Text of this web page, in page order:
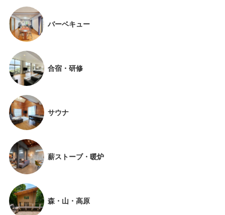
バーベキュー
合宿・研修
サウナ
薪ストーブ・暖炉
森・山・高原